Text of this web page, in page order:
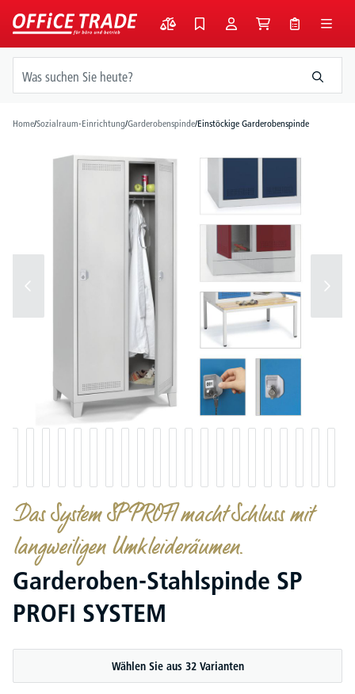
springen
Home/Sozialraum-Einrichtung/Garderobenspinde/Einstöckige Garderobenspinde
Das System SP PROFI macht Schluss mit
langweiligen Umkleideräumen.
Garderoben-Stahlspinde SP
PROFI SYSTEM
Wählen Sie aus 32 Varianten